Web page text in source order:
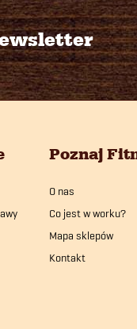
Poznaj
O nas
Co jest w worku?
Mapa sklepów
Kontakt